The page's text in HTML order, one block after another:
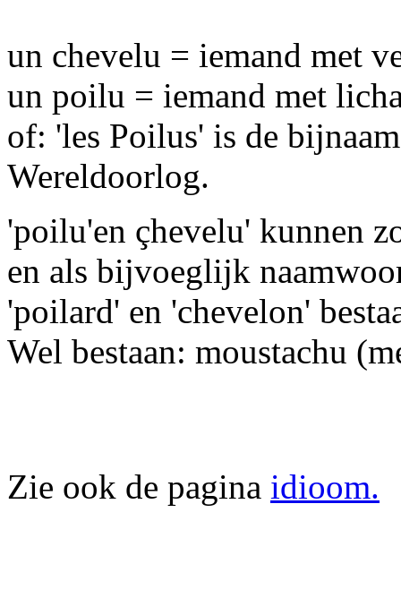
un chevelu = iemand met
un poilu = iemand met
of: 'les Poilus' is de
Wereldoorlog.
'poilu'en çhevelu' kunnen
en als bijvoeglijk
'poilard' en 'chevelon'
Wel bestaan: moustachu
Zie ook de pagina idioom.